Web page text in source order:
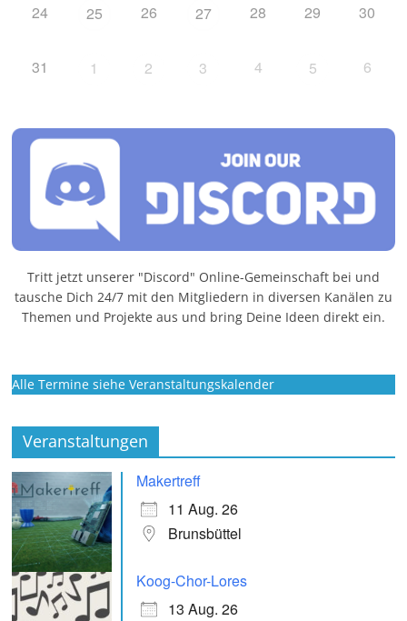
24 25 26 27 28 29 30
31 1 2 3 4 5 6
Tritt jetzt unserer "Discord" Online-Gemeinschaft bei und
tausche Dich 24/7 mit den Mitgliedern in diversen Kanälen zu
Themen und Projekte aus und bring Deine Ideen direkt ein.
Alle Termine siehe Veranstaltungskalender
Veranstaltungen
Makertreff
11 Aug. 26
Brunsbüttel
Koog-Chor-Lores
13 Aug. 26